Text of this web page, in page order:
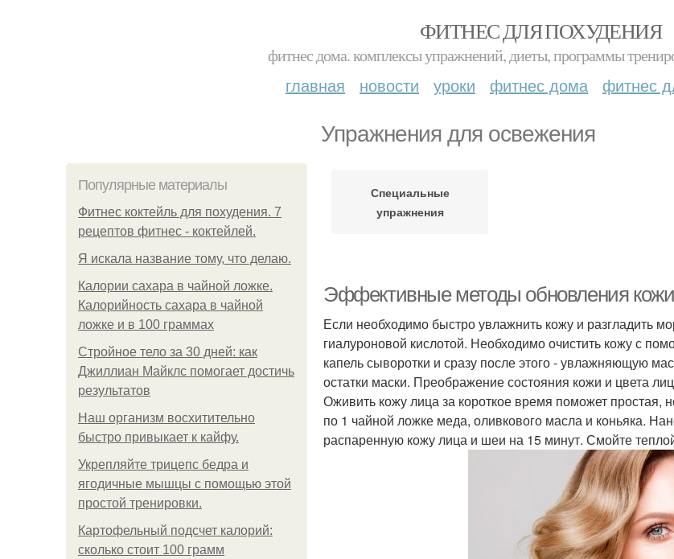
ФИТНЕС ДЛЯ ПОХУДЕНИЯ
фитнес дома. комплексы упражнений, диеты, программы
главная новости уроки фитнес дома фитнес
Упражнения для освежения
Популярные материалы
Фитнес коктейль для похудения. 7
рецептов фитнес - коктейлей.
Я искала название тому, что делаю.
Калории сахара в чайной ложке.
Калорийность сахара в чайной
ложке и в 100 граммах
Стройное тело за 30 дней: как
Джиллиан Майклс помогает достичь
результатов
Наш организм восхитительно
быстро привыкает к кайфу.
Укрепляйте трицепс бедра и
ягодичные мышцы с помощью этой
простой тренировки.
Картофельный подсчет калорий:
сколько стоит 100 грамм
Специальные
упражнения
Эффективные методы обновления кожи
Если необходимо быстро увлажнить кожу и разгладить
гиалуроновой кислотой. Необходимо очистить кожу с
капель сыворотки и сразу после этого - увлажняющую
остатки маски. Преображение состояния кожи и цвета
Оживить кожу лица за короткое время поможет
по 1 чайной ложке меда, оливкового масла и коньяка.
распаренную кожу лица и шеи на 15 минут. Смойте